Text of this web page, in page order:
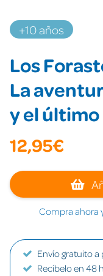
+10 años
Los
La
y el
12,95€
Compra ahora
Envío gratuito a
Recíbelo en 48